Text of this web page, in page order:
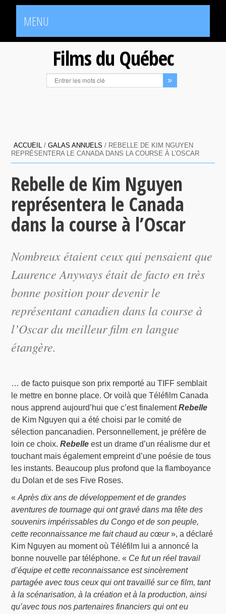
MENU
Films du Québec
ACCUEIL /GALAS ANNUELS / REBELLE DE KIM NGUYEN
REPRÉSENTERA LE CANADA DANS LA COURSE À L’OSCAR
Rebelle de Kim Nguyen
représentera le Canada
dans la course à l’Oscar
Nombreux étaient ceux qui pensaient que
Laurence Anywaysétaitde factoen très
bonne position pour devenir le
représentant canadien dans la course à
l’Oscar du meilleur film en langue
étangère.
… de facto puisque son prix remporté au TIFF semblait
le mettre en bonne place. Or voilà que Téléfilm Canada
nous apprend aujourd’hui que c’est finalementRebelle
de Kim Nguyen qui a été choisi par le comité de
sélection pancanadien. Personnellement, je préfère de
loin ce choix.Rebelle est un drame d’un réalisme dur et
touchant mais également empreint d’une poésie de tous
les instants. Beaucoup plus profond que la flamboyance
du Dolan et de ses Five Roses.
«Après dix ans de développement et de grandes
aventures de tournage qui ont gravé dans ma tête des
souvenirs impérissables du Congo et de son peuple,
cette reconnaissance me fait chaud au cœur», a déclaré
Kim Nguyen au moment où Téléfilm lui a annoncé la
bonne nouvelle par téléphone. « Ce fut un réel travail
d’équipe et cette reconnaissance est sincèrement
partagée avec tous ceux qui ont travaillé sur ce film, tant
à la scénarisation, à la création et à la production, ainsi
qu’avec tous nos partenaires financiers qui ont eu